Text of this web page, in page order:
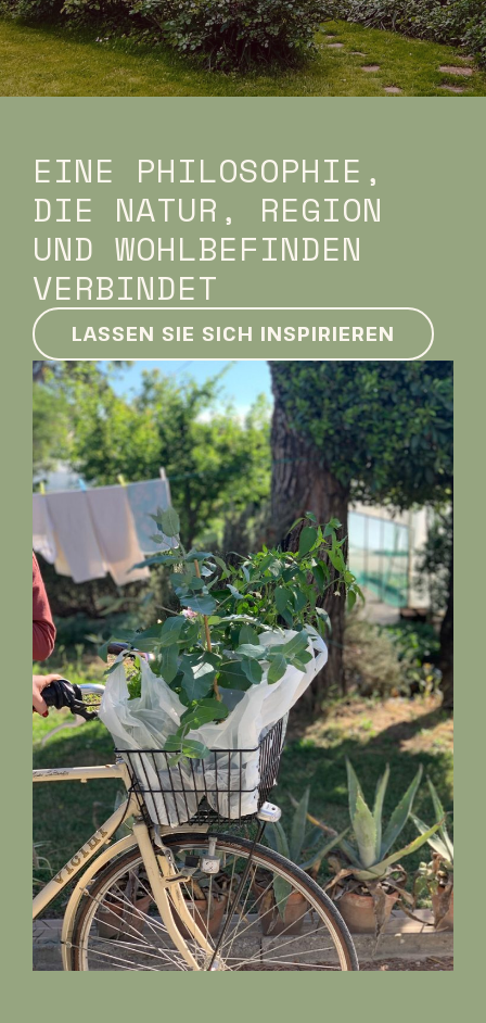
EINE PHILOSOPHIE,
DIE NATUR, REGION
UND WOHLBEFINDEN
VERBINDET
LASSEN SIE SICH INSPIRIEREN